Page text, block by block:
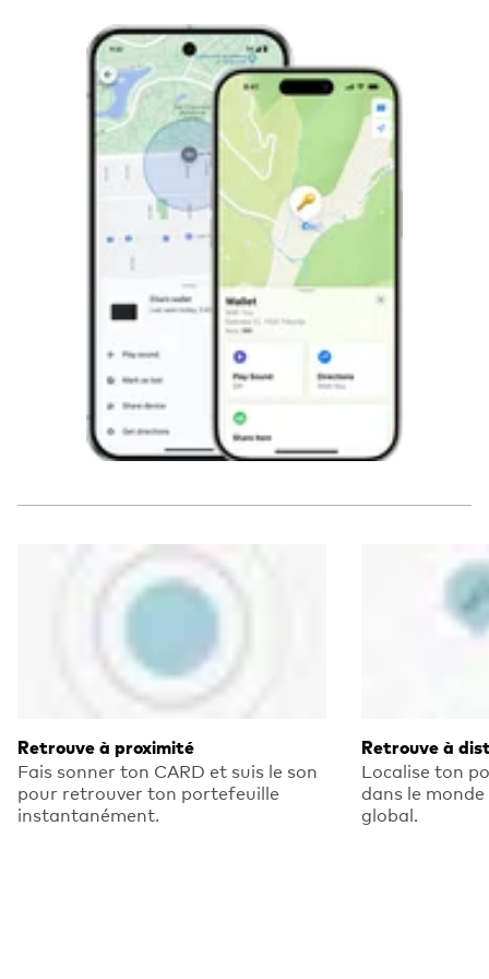
Retrouve à proximité
Fais sonner ton CARD et suis le son
pour retrouver ton portefeuille
instantanément.
Retrouve à
Localise ton
dans le
global.